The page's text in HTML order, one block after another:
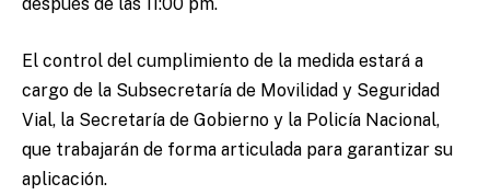
El control del cumplimiento de la medida estará a
cargo de la Subsecretaría de Movilidad y Seguridad
Vial, la Secretaría de Gobierno y la Policía Nacional,
que trabajarán de forma articulada para garantizar su
aplicación.